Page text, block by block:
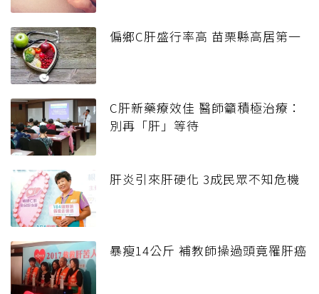
偏鄉C肝盛行率高 苗栗縣高居第一
C肝新藥療效佳 醫師籲積極治療：
別再「肝」等待
肝炎引來肝硬化 3成民眾不知危機
暴瘦14公斤 補教師操過頭竟罹肝癌